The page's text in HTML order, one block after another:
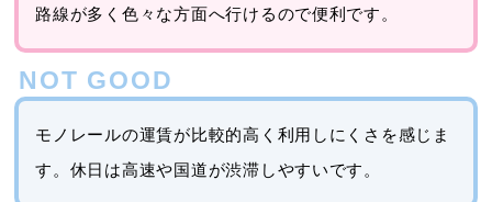
路線が多く色々な方面へ行けるので便利です。
モノレールの運賃が比較的高く利用しにくさを感じま
す。休日は高速や国道が渋滞しやすいです。